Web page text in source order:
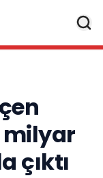
milyar
çıktı